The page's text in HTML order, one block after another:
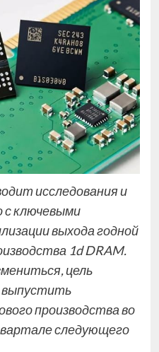
исследования и
с ключевыми
выхода годной
1d DRAM.
цель
производства во
следующего